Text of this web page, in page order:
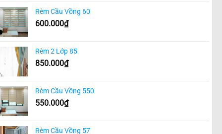
Rèm Cầu Vồng 60
600.000₫
Rèm 2 Lớp 85
850.000₫
Rèm Cầu Vồng 550
550.000₫
Rèm Cầu Vồng 57